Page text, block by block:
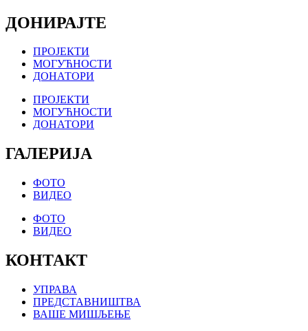
ДОНИРАЈТЕ
ПРОЈЕКТИ
МОГУЋНОСТИ
ДОНАТОРИ
ПРОЈЕКТИ
МОГУЋНОСТИ
ДОНАТОРИ
ГАЛЕРИЈА
ФОТО
ВИДЕО
ФОТО
ВИДЕО
КОНТАКТ
УПРАВА
ПРЕДСТАВНИШТВА
ВАШЕ МИШЉЕЊЕ